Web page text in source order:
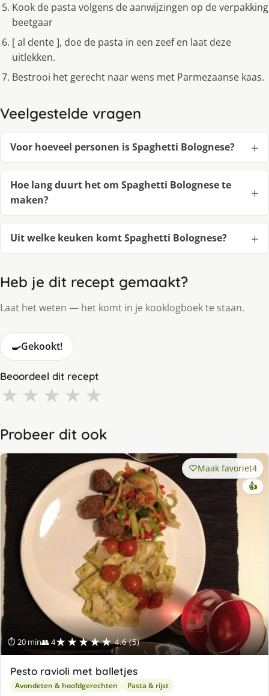
Kook de pasta volgens de aanwijzingen op de verpakking
beetgaar
[ al dente ], doe de pasta in een zeef en laat deze
uitlekken.
Bestrooi het gerecht naar wens met Parmezaanse kaas.
Veelgestelde vragen
Voor hoeveel personen is Spaghetti Bolognese?
Hoe lang duurt het om Spaghetti Bolognese te
maken?
Uit welke keuken komt Spaghetti Bolognese?
Heb je dit recept gemaakt?
Laat het weten — het komt in je kooklogboek te staan.
🍳Gekookt!
Beoordeel dit recept
★ ★ ★ ★ ★
Probeer dit ook
⏱ 20 min👥 4★★★★★ 4.6 (5)
Maak favoriet4
👍
Pesto ravioli met balletjes
Avondeten & hoofdgerechten Pasta & rijst